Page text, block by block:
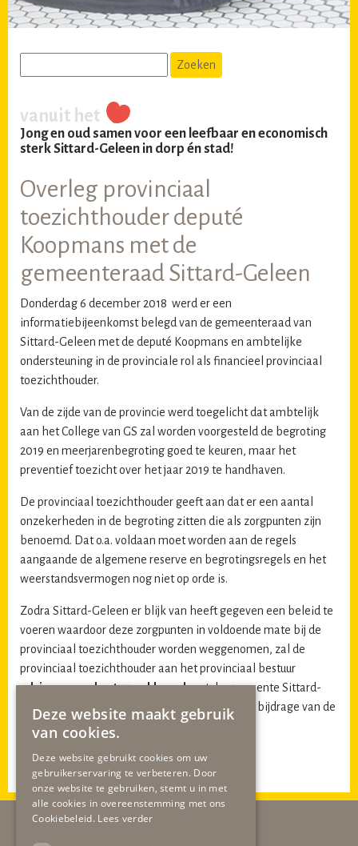
vanuit het
Jong en oud samen voor een leefbaar en economisch
sterk Sittard-Geleen in dorp én stad!
Overleg provinciaal
toezichthouder deputé
Koopmans met de
gemeenteraad Sittard-Geleen
Donderdag 6 december 2018 werd er een
informatiebijeenkomst belegd van de gemeenteraad van
Sittard-Geleen met de deputé Koopmans en ambtelijke
ondersteuning in de provinciale rol als financieel provinciaal
toezichthouder.
Van de zijde van de provincie werd toegelicht dat ambtelijk
aan het College van GS zal worden voorgesteld de begroting
2019 en meerjarenbegroting goed te keuren, maar het
preventief toezicht over het jaar 2019 te handhaven.
De provinciaal toezichthouder geeft aan dat er een aantal
onzekerheden in de begroting zitten die als zorgpunten zijn
benoemd. Dat o.a. voldaan moet worden aan de regels
aangaande de algemene reserve en begrotingsregels en het
weerstandsvermogen nog niet op orde is.
Zodra Sittard-Geleen er blijk van heeft gegeven een beleid te
voeren waardoor deze zorgpunten in voldoende mate bij de
provinciaal toezichthouder worden weggenomen, zal de
provinciaal toezichthouder aan het provinciaal bestuur
adviseren een bestuursakkoordmet de gemeente Sittard-
Geleen in overweging te nemen. Zie hierna de bijdrage van de
Bijdrage van de gob-fractie
Deze website maakt gebruik
van cookies.
Deze website gebruikt cookies om uw
gebruikerservaring te verbeteren. Door
onze website te gebruiken, stemt u in met
alle cookies in overeenstemming met ons
Cookiebeleid. Lees verder